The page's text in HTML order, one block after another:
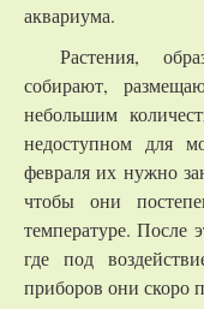
аквариума.
Растения,
собирают,
небольшим
недоступном для
февраля их нужно
чтобы они
температуре. После
где под
приборов они скоро